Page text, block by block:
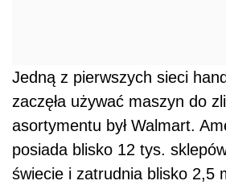
Jedną z pierwszych sieci
zaczęła używać maszyn do
asortymentu był Walmart.
posiada blisko 12 tys.
świecie i zatrudnia blisko 2,5